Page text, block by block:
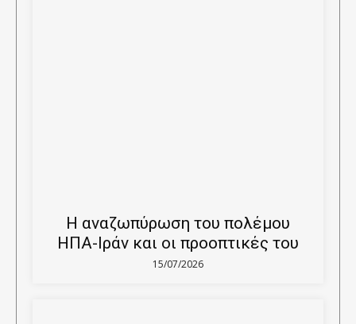
Η αναζωπύρωση του πολέμου
ΗΠΑ-Ιράν και οι προοπτικές του
15/07/2026